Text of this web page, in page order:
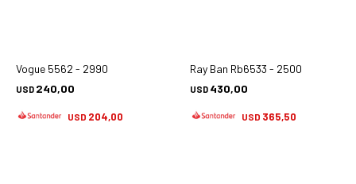
Vogue 5562 - 2990
USD 240,00
USD 204,00
Ray Ban Rb6533 - 2500
USD 430,00
USD 365,50